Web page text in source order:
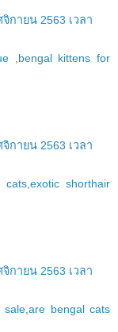
กายน 2563 เวลา
bengal kittens for
กายน 2563 เวลา
cats, exotic shorthair
กายน 2563 เวลา
sale ,are bengal cats